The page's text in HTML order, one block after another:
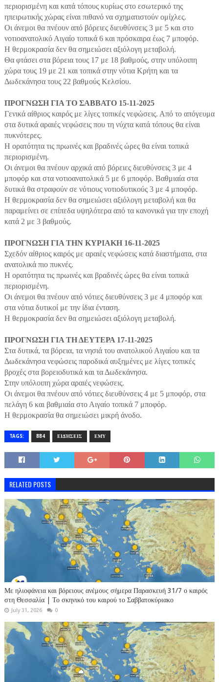
περιορισμένη και κατά τόπους κυρίως στο εσωτερικό της
ηπειρωτικής χώρας είναι πιθανό να σχηματιστούν ομίχλες.
Οι άνεμοι θα πνέουν από βόρειες διευθύνσεις 3 με 5 και στο
νοτιοανατολικό Αιγαίο τοπικά 6 και πρόσκαιρα έως 7 μποφόρ.
Η θερμοκρασία δεν θα σημειώσει αξιόλογη μεταβολή.
Θα φτάσει στα βόρεια τους 17 με 18 βαθμούς, στην υπόλοιπη
χώρα τους 19 με 21 και τοπικά στην νότια Κρήτη και τα
Δωδεκάνησα τους 22 βαθμούς Κελσίου.
ΠΡΟΓΝΩΣΗ ΓΙΑ ΤΟ ΣΑΒΒΑΤΟ 15-11-2025
Γενικά αίθριος καιρός με λίγες τοπικές νεφώσεις. Από το απόγευμα
στα δυτικά αραιές νεφώσεις που τη νύχτα κατά τόπους θα είναι
πυκνότερες.
Η ορατότητα τις πρωινές και βραδινές ώρες θα είναι τοπικά
περιορισμένη.
Οι άνεμοι θα πνέουν αρχικά από βόρειες διευθύνσεις 3 με 4
μποφόρ και στα νοτιοανατολικά 5 με 6 μποφόρ. Βαθμιαία στα
δυτικά θα στραφούν σε νότιους νοτιοδυτικούς 3 με 4 μποφόρ.
Η θερμοκρασία δεν θα σημειώσει αξιόλογη μεταβολή και θα
παραμείνει σε επίπεδα υψηλότερα από τα κανονικά για την εποχή
κατά 2 με 3 βαθμούς.
ΠΡΟΓΝΩΣΗ ΓΙΑ ΤΗΝ ΚΥΡΙΑΚΗ 16-11-2025
Σχεδόν αίθριος καιρός με αραιές νεφώσεις κατά διαστήματα, στα
ανατολικά πιο πυκνές.
Η ορατότητα τις πρωινές και βραδινές ώρες θα είναι τοπικά
περιορισμένη.
Οι άνεμοι θα πνέουν από νότιες διευθύνσεις 3 με 4 μποφόρ και
στα νότια δυτικοί με την ίδια ένταση.
Η θερμοκρασία δεν θα σημειώσει αξιόλογη μεταβολή.
ΠΡΟΓΝΩΣΗ ΓΙΑ ΤΗ ΔΕΥΤΕΡΑ 17-11-2025
Στα δυτικά, τα βόρεια, τα νησιά του ανατολικού Αιγαίου και τα
Δωδεκάνησα νεφώσεις παροδικά αυξημένες με λίγες τοπικές
βροχές στα βορειοδυτικά και τα Δωδεκάνησα.
Στην υπόλοιπη χώρα αραιές νεφώσεις.
Οι άνεμοι θα πνέουν από νότιες διευθύνσεις 4 με 5 μποφόρ, στα
πελάγη 6 και βαθμιαία στο Αιγαίο τοπικά 7 μποφόρ.
Η θερμοκρασία θα σημειώσει μικρή άνοδο.
TAGS: 884 ΕΙΔΉΣΕΙΣ ΕΜΥ
RELATED POSTS
Με ηλιοφάνεια και βόρειους ανέμους σήμερα Παρασκευή 31/7 ο καιρός
στη Θεσσαλία | Το σκηνικό του καιρού το Σαββατοκύριακο
July 31, 2026 0